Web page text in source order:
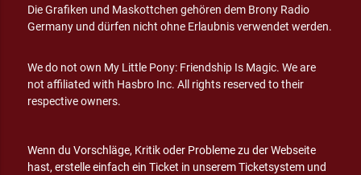
Die Grafiken und Maskottchen gehören dem Brony Radio
Germany und dürfen nicht ohne Erlaubnis verwendet werden.
We do not own My Little Pony: Friendship Is Magic. We are
not affiliated with Hasbro Inc. All rights reserved to their
respective owners.
Wenn du Vorschläge, Kritik oder Probleme zu der Webseite
hast, erstelle einfach ein Ticket in unserem Ticketsystem und